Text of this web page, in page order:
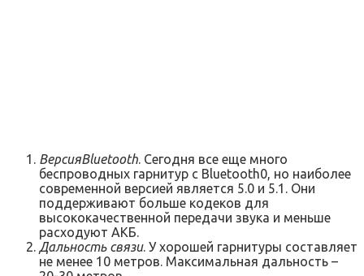
ВерсияBluetooth. Сегодня все еще много
беспроводных гарнитур с Bluetooth0, но наиболее
современной версией является 5.0 и 5.1. Они
поддерживают больше кодеков для
высококачественной передачи звука и меньше
расходуют АКБ.
Дальность связи. У хорошей гарнитуры составляет
не менее 10 метров. Максимальная дальность –